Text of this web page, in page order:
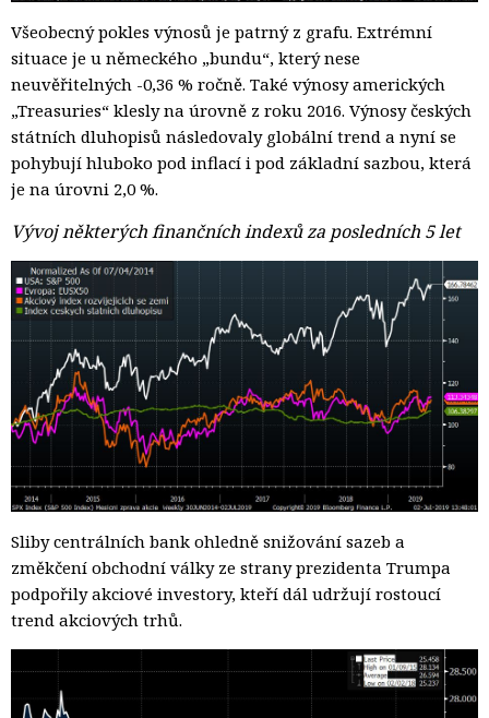
Všeobecný pokles výnosů je patrný z grafu. Extrémní
situace je u německého „bundu“, který nese
neuvěřitelných -0,36 % ročně. Také výnosy amerických
„Treasuries“ klesly na úrovně z roku 2016. Výnosy českých
státních dluhopisů následovaly globální trend a nyní se
pohybují hluboko pod inflací i pod základní sazbou, která
je na úrovni 2,0 %.
Vývoj některých finančních indexů za posledních 5 let
Sliby centrálních bank ohledně snižování sazeb a
změkčení obchodní války ze strany prezidenta Trumpa
podpořily akciové investory, kteří dál udržují rostoucí
trend akciových trhů.